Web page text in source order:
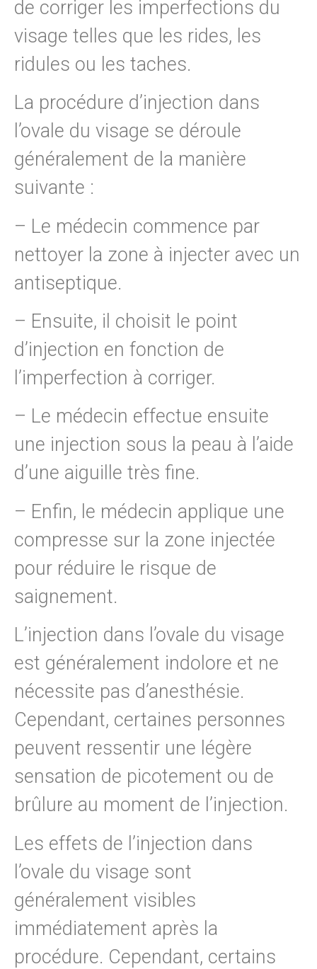
de corriger les imperfections du
visage telles que les rides, les
ridules ou les taches.
La procédure d’injection dans
l’ovale du visage se déroule
généralement de la manière
suivante :
– Le médecin commence par
nettoyer la zone à injecter avec un
antiseptique.
– Ensuite, il choisit le point
d’injection en fonction de
l’imperfection à corriger.
– Le médecin effectue ensuite
une injection sous la peau à l’aide
d’une aiguille très fine.
– Enfin, le médecin applique une
compresse sur la zone injectée
pour réduire le risque de
saignement.
L’injection dans l’ovale du visage
est généralement indolore et ne
nécessite pas d’anesthésie.
Cependant, certaines personnes
peuvent ressentir une légère
sensation de picotement ou de
brûlure au moment de l’injection.
Les effets de l’injection dans
l’ovale du visage sont
généralement visibles
immédiatement après la
procédure. Cependant, certains